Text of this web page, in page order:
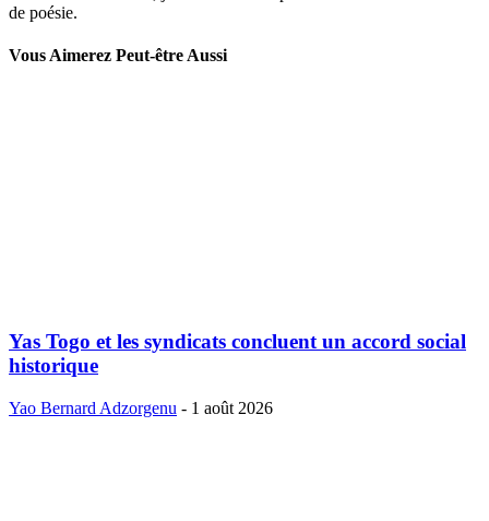
de poésie.
Vous Aimerez Peut-être Aussi
Yas Togo et les syndicats concluent un accord social
historique
Yao Bernard Adzorgenu - 1 août 2026